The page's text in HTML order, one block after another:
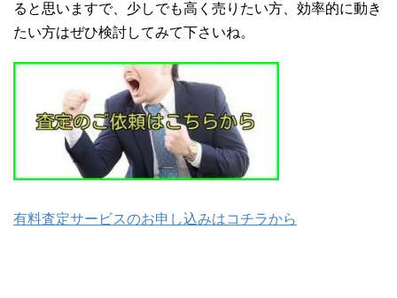
ると思いますで、少しでも高く売りたい方、効率的に動き
たい方はぜひ検討してみて下さいね。
有料査定サービスのお申し込みはコチラから